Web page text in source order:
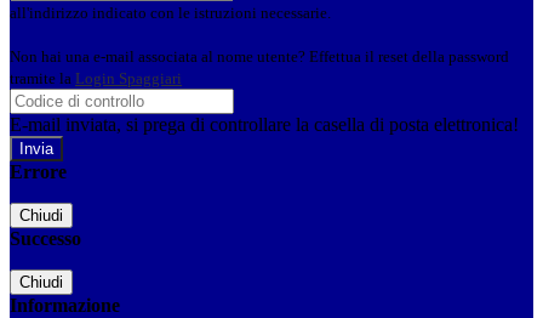
all'indirizzo indicato con le istruzioni necessarie.
Non hai una e-mail associata al nome utente? Effettua il reset della password
tramite la Login Spaggiari
E-mail inviata, si prega di controllare la casella di posta elettronica!
Errore
Chiudi
Successo
Chiudi
Informazione